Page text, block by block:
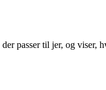
passer til jer, og viser,